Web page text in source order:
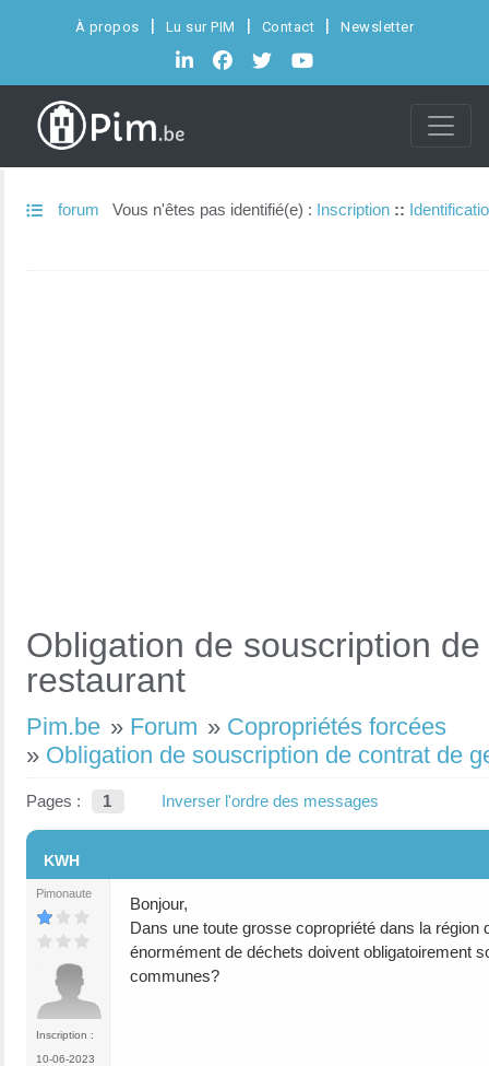
À propos Lu sur PIM Contact Newsletter
forum Vous n'êtes pas identifié(e) : Inscription ::
Obligation de souscription
restaurant
Pim.be » Forum » Copropriétés forcées
» Obligation de souscription de contrat de
Pages : 1 Inverser l'ordre des messages
KWH
Pimonaute
Inscription :
10-06-2023
Bonjour,
Dans une toute grosse copropriété dans la
énormément de déchets doivent obligatoirement
communes?